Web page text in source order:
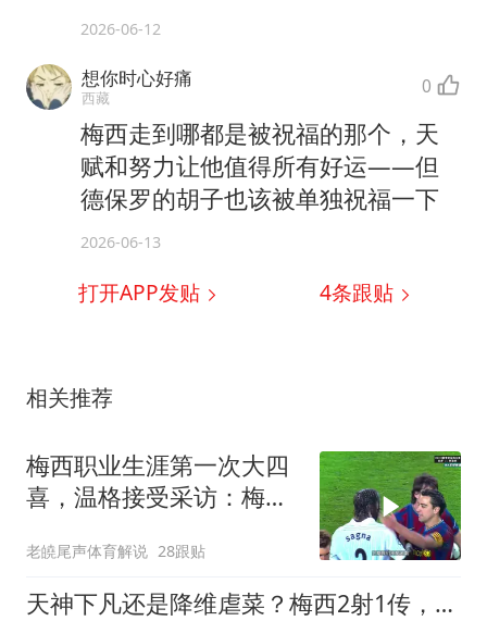
2026-06-12
想你时心好痛
西藏 0
梅西走到哪都是被祝福的那个，天
赋和努力让他值得所有好运——但
德保罗的胡子也该被单独祝福一下
2026-06-13
打开APP发贴 4条跟贴
相关推荐
梅西职业生涯第一次大四
喜，温格接受采访：梅西
员
老皢尾声体育解说 28跟贴
天神下凡还是降维虐菜？梅西2射1传，迈阿密国际4-2弱旅，比赛被迫中断